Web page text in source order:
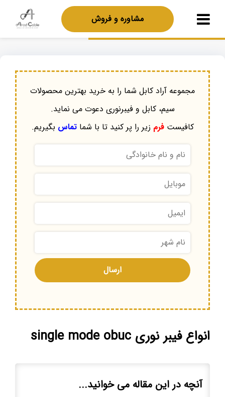
مشاوره و فروش
مجموعه آراد کابل شما را به خرید بهترین محصولات
سیم، کابل و فیبرنوری دعوت می نماید.
کافیستفرم زیر را پر کنید تا با شماتماس بگیریم.
انواع فیبر نوری single mode obuc
آنچه در این مقاله می خوانید...